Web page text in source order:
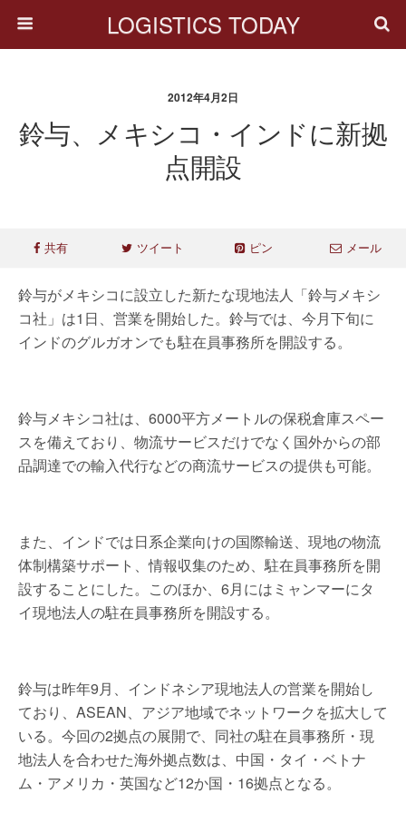
LOGISTICS TODAY
2012年4月2日
鈴与、メキシコ・インドに新拠
点開設
共有 ツイート ピン メール
鈴与がメキシコに設立した新たな現地法人「鈴与メキシ
コ社」は1日、営業を開始した。鈴与では、今月下旬に
インドのグルガオンでも駐在員事務所を開設する。
鈴与メキシコ社は、6000平方メートルの保税倉庫スペー
スを備えており、物流サービスだけでなく国外からの部
品調達での輸入代行などの商流サービスの提供も可能。
また、インドでは日系企業向けの国際輸送、現地の物流
体制構築サポート、情報収集のため、駐在員事務所を開
設することにした。このほか、6月にはミャンマーにタ
イ現地法人の駐在員事務所を開設する。
鈴与は昨年9月、インドネシア現地法人の営業を開始し
ており、ASEAN、アジア地域でネットワークを拡大して
いる。今回の2拠点の展開で、同社の駐在員事務所・現
地法人を合わせた海外拠点数は、中国・タイ・ベトナ
ム・アメリカ・英国など12か国・16拠点となる。